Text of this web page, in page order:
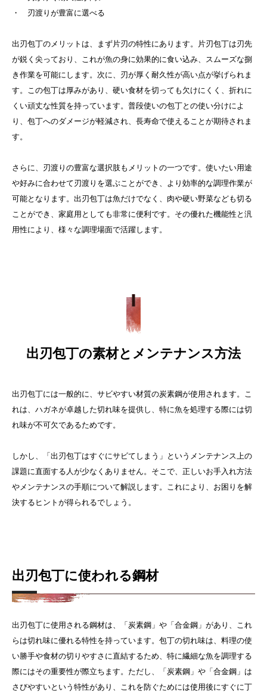
・ 刃渡りが豊富に選べる
出刃包丁のメリットは、まず片刃の特性にあります。片刃包丁は刃先
が鋭く尖っており、これが魚の身に効果的に食い込み、スムーズな捌
き作業を可能にします。 次に、刃が厚く耐久性が高い点が挙げられま
す。この包丁は厚みがあり、硬い食材を切っても欠けにくく、折れに
くい頑丈な性質を持っています。普段使いの包丁との使い分けによ
り、包丁へのダメージが軽減され、長寿命で使えることが期待されま
す。
さらに、刃渡りの豊富な選択肢もメリットの一つです。使いたい用途
や好みに合わせて刃渡りを選ぶことができ、より効率的な調理作業が
可能となります。 出刃包丁は魚だけでなく、肉や硬い野菜なども切る
ことができ、家庭用としても非常に便利です。その優れた機能性と汎
用性により、様々な調理場面で活躍します。
出刃包丁の素材とメンテナンス方法
出刃包丁には一般的に、サビやすい材質の炭素鋼が使用されます。こ
れは、ハガネが卓越した切れ味を提供し、特に魚を処理する際には切
れ味が不可欠であるためです。
しかし、「出刃包丁はすぐにサビてしまう」というメンテナンス上の
課題に直面する人が少なくありません。そこで、正しいお手入れ方法
やメンテナンスの手順について解説します。これにより、お困りを解
決するヒントが得られるでしょう。
出刃包丁に使われる鋼材
出刃包丁に使用される鋼材は、「炭素鋼」や「合金鋼」があり、これ
らは切れ味に優れる特性を持っています。包丁の切れ味は、料理の使
い勝手や食材の切りやすさに直結するため、特に繊細な魚を調理する
際にはその重要性が際立ちます。 ただし、「炭素鋼」や「合金鋼」は
さびやすいという特性があり、これを防ぐためには使用後にすぐに丁